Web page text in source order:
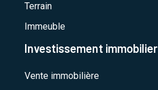
Terrain
Immeuble
Investissement immobilier
Vente immobilière